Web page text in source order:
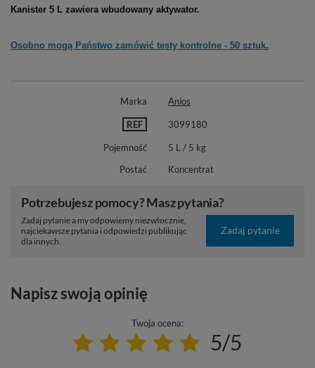
Kanister 5 L zawiera wbudowany aktywator.
Osobno mogą Państwo zamówić testy kontrolne - 50 sztuk.
Marka Anios
REF 3099180
Pojemność
5 L / 5 kg
Postać
Koncentrat
Potrzebujesz pomocy? Masz pytania?
Zadaj pytanie a my odpowiemy niezwłocznie,
najciekawsze pytania i odpowiedzi publikując
dla innych.
Zadaj pytanie
Napisz swoją opinię
Twoja ocena:
5/5